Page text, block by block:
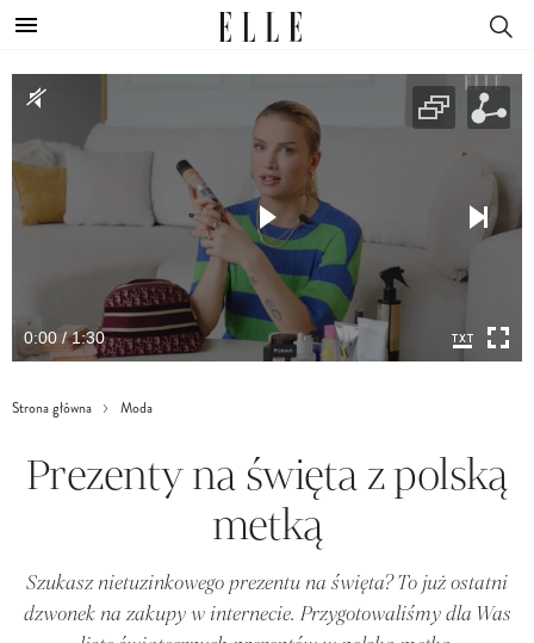
0:00 / 1:30
Strona główna Moda
Prezenty na święta z polską
metką
Szukasz nietuzinkowego prezentu na święta? To już ostatni
dzwonek na zakupy w internecie. Przygotowaliśmy dla Was